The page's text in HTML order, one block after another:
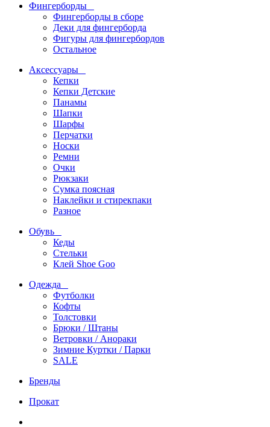
Фингерборды
Фингерборды в сборе
Деки для фингерборда
Фигуры для фингербордов
Остальное
Аксессуары
Кепки
Кепки Детские
Панамы
Шапки
Шарфы
Перчатки
Носки
Ремни
Очки
Рюкзаки
Сумка поясная
Наклейки и стирекпаки
Разное
Обувь
Кеды
Стельки
Клей Shoe Goo
Одежда
Футболки
Кофты
Толстовки
Брюки / Штаны
Ветровки / Анораки
Зимние Куртки / Парки
SALE
Бренды
Прокат